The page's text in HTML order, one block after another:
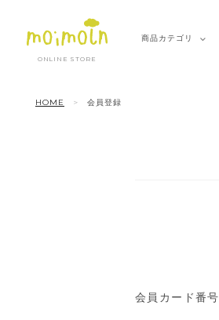
ONLINE STORE
商品カテゴリ
HOME 会員登録
会員カード番号